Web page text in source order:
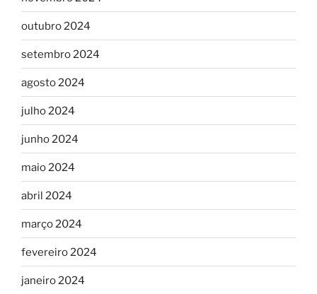
outubro 2024
setembro 2024
agosto 2024
julho 2024
junho 2024
maio 2024
abril 2024
março 2024
fevereiro 2024
janeiro 2024